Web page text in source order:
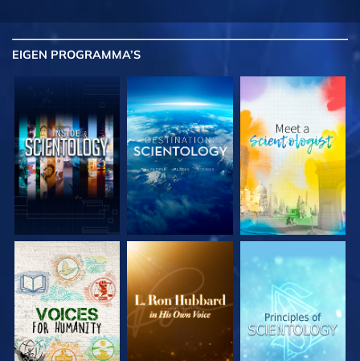
EIGEN PROGRAMMA’S
VERKEN DE SERIE VERKEN DE SERIE VERKEN DE SERIE